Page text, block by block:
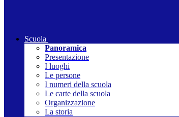
Scuola
Panoramica
Presentazione
I luoghi
Le persone
I numeri della scuola
Le carte della scuola
Organizzazione
La storia